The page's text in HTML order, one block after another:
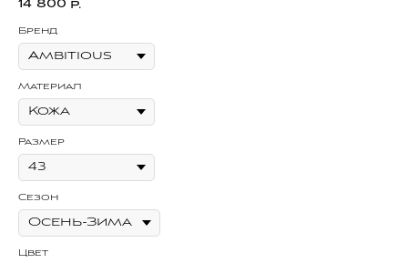
14 800 р.
Бренд
Материал
Размер
Сезон
Цвет